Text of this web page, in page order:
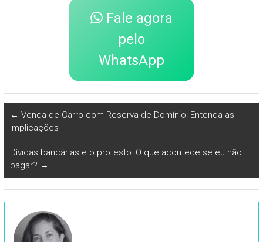
Fale agora
pelo
WhatsApp
← Venda de Carro com Reserva de Domínio: Entenda as
Implicações
Dívidas bancárias e o protesto: O que acontece se eu não
pagar? →